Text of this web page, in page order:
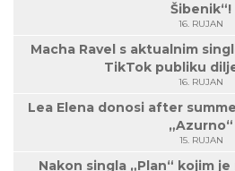
Šibenik“!
16. RUJAN
Macha Ravel s aktualnim
TikTok publiku
16. RUJAN
Lea Elena donosi after
„Azurno“
15. RUJAN
Nakon singla „Plan“ kojim